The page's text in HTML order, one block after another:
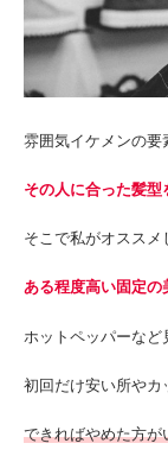
雰囲気イケメンの要
その人に合った髪型
そこで私がオススメ
ある程度高い固定の
ホットペッパーなど
初回だけ安い所やカ
できればやめた方が